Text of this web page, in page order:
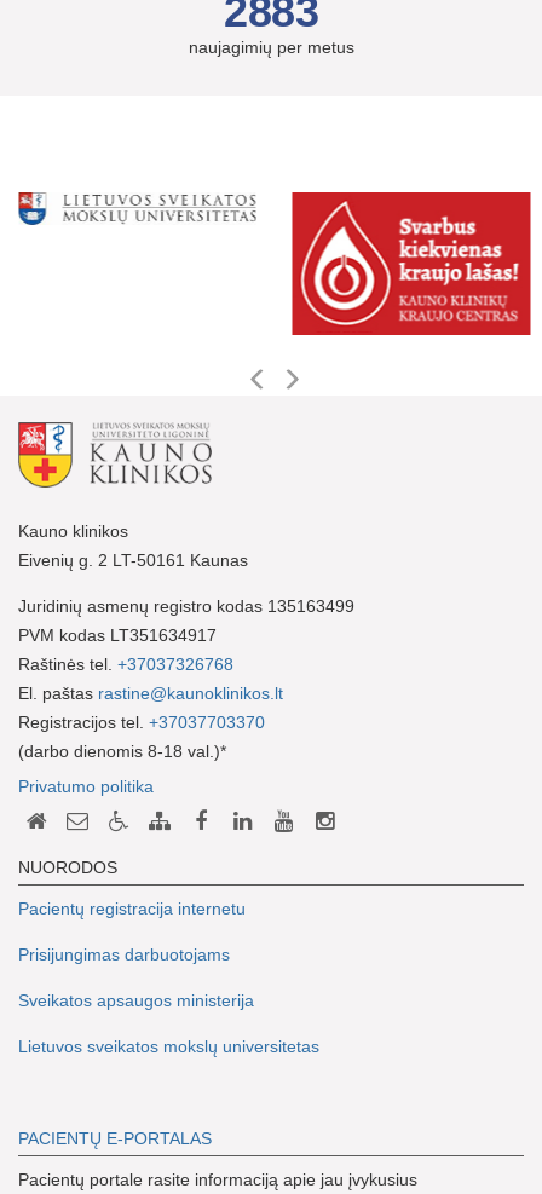
2883
naujagimių per metus
Kauno klinikos
Eivenių g. 2 LT-50161 Kaunas
Juridinių asmenų registro kodas 135163499
PVM kodas LT351634917
Raštinės tel. +37037326768
El. paštas rastine@kaunoklinikos.lt
Registracijos tel. +37037703370
(darbo dienomis 8-18 val.)*
Privatumo politika
NUORODOS
Pacientų registracija internetu
Prisijungimas darbuotojams
Sveikatos apsaugos ministerija
Lietuvos sveikatos mokslų universitetas
PACIENTŲ E-PORTALAS
Pacientų portale rasite informaciją apie jau įvykusius